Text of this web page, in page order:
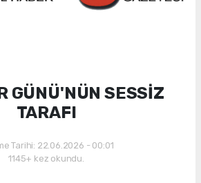
GÜNÜ'NÜN SESSİZ
TARAFI
Tarihi: 22.06.2026 - 00:01
1145+ kez okundu.